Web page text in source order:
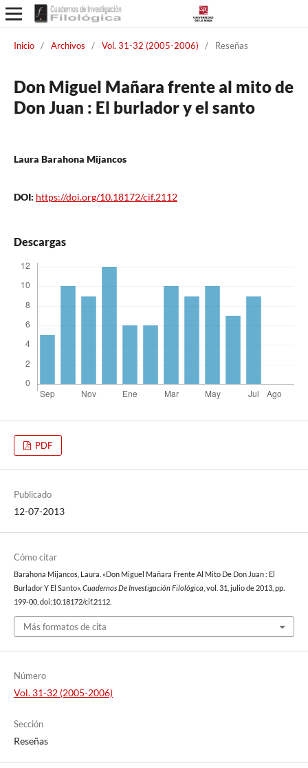
Inicio / Archivos / Vol. 31-32 (2005-2006) / Reseñas
Don Miguel Mañara frente al mito de
Don Juan : El burlador y el santo
Laura Barahona Mijancos
DOI: https://doi.org/10.18172/cif.2112
Descargas
PDF
Publicado
12-07-2013
Cómo citar
Barahona Mijancos, Laura. «Don Miguel Mañara Frente Al Mito De Don Juan : El
Burlador Y El Santo». Cuadernos De Investigación Filológica , vol. 31, julio de 2013, pp.
199-00, doi:10.18172/cif.2112.
Más formatos de cita
Número
Vol. 31-32 (2005-2006)
Sección
Reseñas